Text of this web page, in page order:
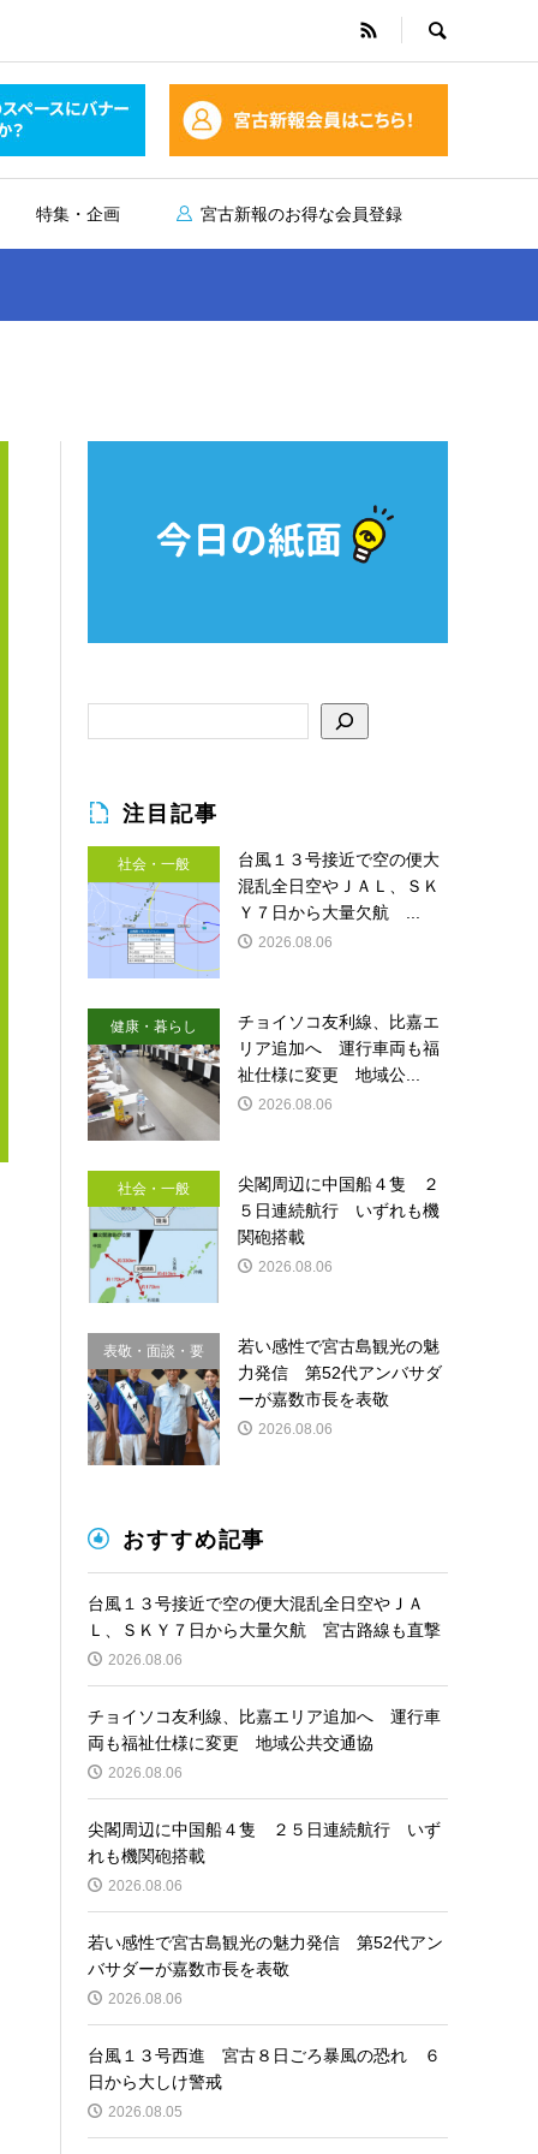
特集・企画 宮古新報のお得な会員登録
注目記事
社会・一般
台風１３号接近で空の便大
混乱全日空やＪＡＬ、ＳＫ
Ｙ７日から大量欠航 ...
2026.08.06
健康・暮らし
チョイソコ友利線、比嘉エ
リア追加へ 運行車両も福
祉仕様に変更 地域公...
2026.08.06
社会・一般
尖閣周辺に中国船４隻 ２
５日連続航行 いずれも機
関砲搭載
2026.08.06
表敬・面談・要
請
若い感性で宮古島観光の魅
力発信 第52代アンバサダ
ーが嘉数市長を表敬
2026.08.06
おすすめ記事
台風１３号接近で空の便大混乱全日空やＪＡ
Ｌ、ＳＫＹ７日から大量欠航 宮古路線も直撃
2026.08.06
チョイソコ友利線、比嘉エリア追加へ 運行車
両も福祉仕様に変更 地域公共交通協
2026.08.06
尖閣周辺に中国船４隻 ２５日連続航行 いず
れも機関砲搭載
2026.08.06
若い感性で宮古島観光の魅力発信 第52代アン
バサダーが嘉数市長を表敬
2026.08.06
台風１３号西進 宮古８日ごろ暴風の恐れ ６
日から大しけ警戒
2026.08.05